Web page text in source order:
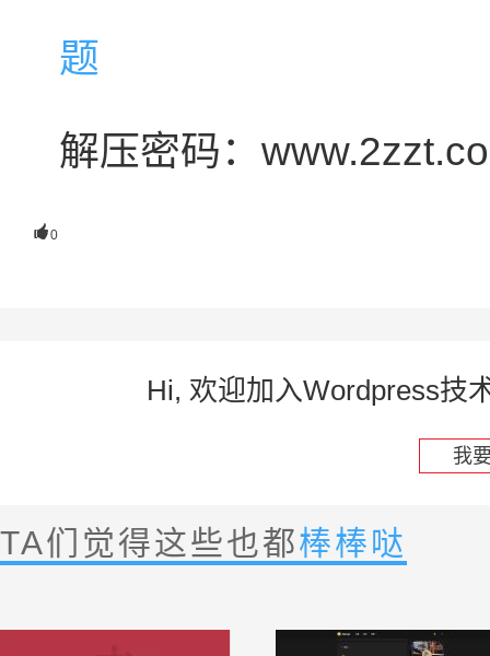
解压密码：
0
Hi, 欢迎加入Wordpress技
我
TA们觉得这些也都棒棒哒